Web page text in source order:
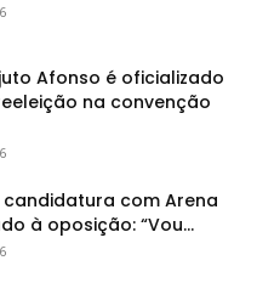
Afonso é oficializado
na convenção
com Arena
à oposição: “Vou...